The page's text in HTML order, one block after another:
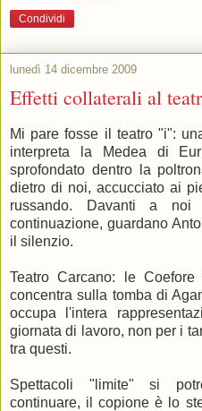
Condividi
lunedì 14 dicembre 2009
Effetti collaterali al
Mi pare fosse il teatro "i":
interpreta la Medea di
sprofondato dentro la
dietro di noi, accucciato ai
russando. Davanti a
continuazione, guardano
il silenzio.
Teatro Carcano: le
concentra sulla tomba di
occupa l'intera
giornata di lavoro, non per i
tra questi.
Spettacoli "limite" si
continuare, il copione è lo